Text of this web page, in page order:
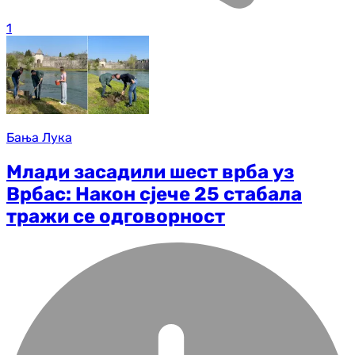
1
Бања Лука
Млади засадили шест врба уз
Врбас: Након сјече 25 стабала
тражи се одговорност